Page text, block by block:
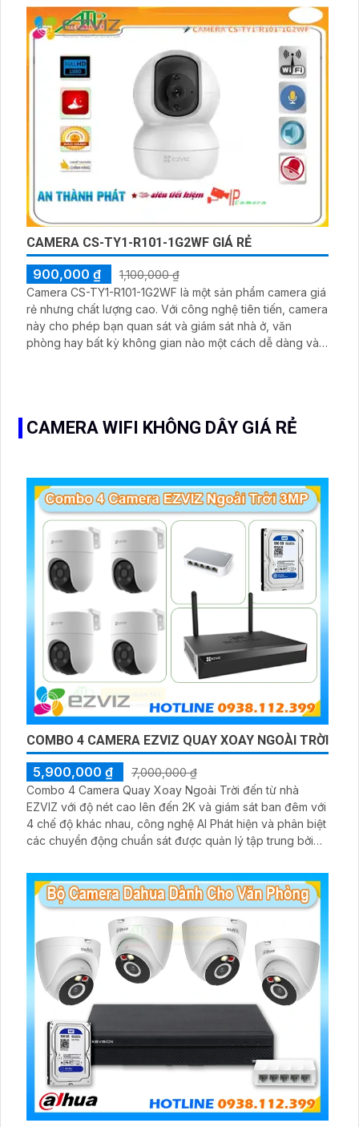
được tạo ra bởi hãng chính hãng IP Wifi đảm bảo chất
lượng và độ tin cậy
CAMERA CS-TY1-R101-1G2WF GIÁ RẺ
900,000 ₫
1,100,000 ₫
Camera CS-TY1-R101-1G2WF là một sản phẩm camera giá
rẻ nhưng chất lượng cao. Với công nghệ tiên tiến, camera
này cho phép bạn quan sát và giám sát nhà ở, văn
phòng hay bất kỳ không gian nào một cách dễ dàng và
CAMERA WIFI KHÔNG DÂY GIÁ RẺ
COMBO 4 CAMERA EZVIZ QUAY XOAY NGOÀI TRỜI
5,900,000 ₫
7,000,000 ₫
Combo 4 Camera Quay Xoay Ngoài Trời đến từ nhà
EZVIZ với độ nét cao lên đến 2K và giám sát ban đêm với
4 chế độ khác nhau, công nghệ AI Phát hiện và phân biệt
các chuyển động chuẩn sát được quản lý tập trung bởi